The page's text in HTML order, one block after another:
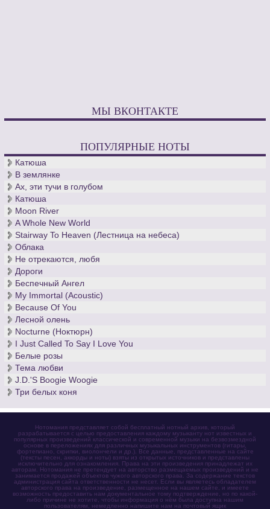
МЫ ВКОНТАКТЕ
ПОПУЛЯРНЫЕ НОТЫ
Катюша
В землянке
Ах, эти тучи в голубом
Катюша
Moon River
A Whole New World
Stairway To Heaven (Лестница на небеса)
Облака
Не отрекаются, любя
Дороги
Беспечный Ангел
My Immortal (Acoustic)
Because Of You
Лесной олень
Nocturne (Ноктюрн)
I Just Called To Say I Love You
Белые розы
Тема любви
J.D.'S Boogie Woogie
Три белых коня
Нотомания представляет собой бесплатный нотный архив, который
разрабатывается с целью предоставления каждому музыканту нот известных и
популярных произведений классической и современной музыки на безвозмездной
основе в переложениях для различных музыкальных инструментов (гитары,
фортепиано, скрипки, виолончели и др.). Все данные, представленные на сайте
(тексты песен, аккорды и ноты) взяты из открытых источников и представлены
исключительно для ознакомления. Права на эти произведения принадлежат их
авторам. Нотомания не претендует на авторство размещаемых произведений и не
занимается продажей объектов чужого авторского права. За содержание текстов
администрация сайта ответственности не несет. Если вы являетесь обладателем
авторского права на произведение, размещенное на нашем сайте, и имеете
возможность предоставить нам документальное тому подтверждение, но по какой-
либо причине не хотите, чтобы информация о нём была доступна нашим
пользователям, немедленно напишите нам на почтовый ящик